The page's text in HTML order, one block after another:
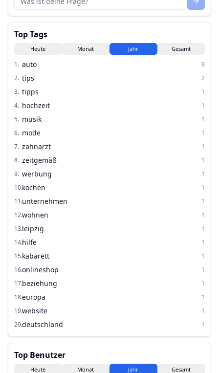
Top Tags
Heute Monat Jahr Gesamt
1. auto
3
2. tips
2
3. tipps
1
4. hochzeit
1
5. musik
1
6. mode
1
7. zahnarzt
1
8. zeitgemäß
1
9. werbung
1
10.kochen
1
11.unternehmen
1
12.wohnen
1
13.leipzig
1
14.hilfe
1
15.kabarett
1
16.onlineshop
1
17.beziehung
1
18.europa
1
19.website
1
20.deutschland 1
Top Benutzer
Heute Monat Jahr Gesamt